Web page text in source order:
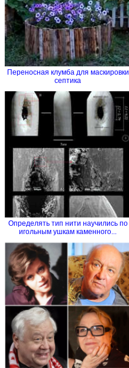
Переносная клумба для маскировки
септика
Определять тип нити научились по
игольным ушкам каменного...